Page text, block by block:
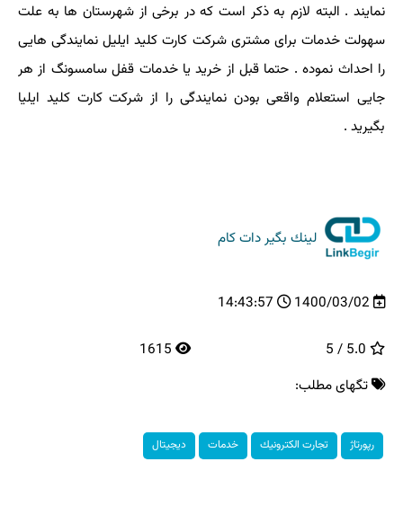
نمایند . البته لازم به ذکر است که در برخی از شهرستان ها به علت
سهولت خدمات برای مشتری شرکت کارت کلید ایلیل نمایندگی هایی
را احداث نموده . حتما قبل از خرید یا خدمات قفل سامسونگ از هر
جایی استعلام واقعی بودن نمایندگی را از شرکت کارت کلید ایلیا
بگیرید .
لینك بگیر دات كام
1400/03/02
14:43:57
تگهای مطلب:
رپورتاژ تجارت الكترونیك خدمات دیجیتال